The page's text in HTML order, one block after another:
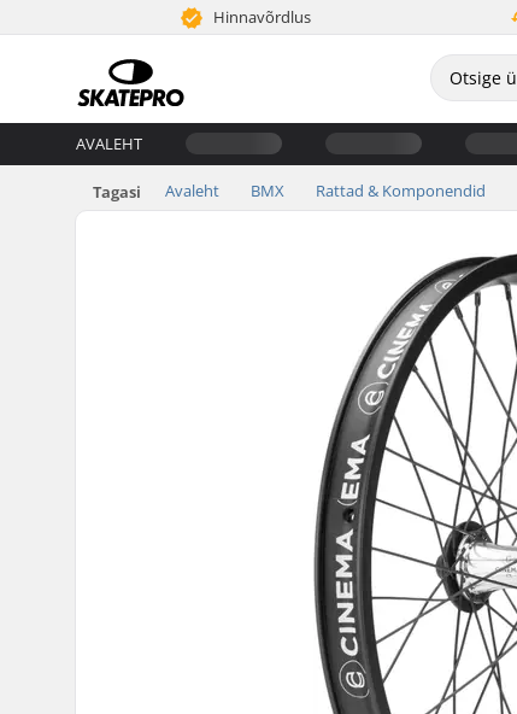
Hinnavõrdlus
AVALEHT
Tagasi Avaleht BMX Rattad & Komponendid